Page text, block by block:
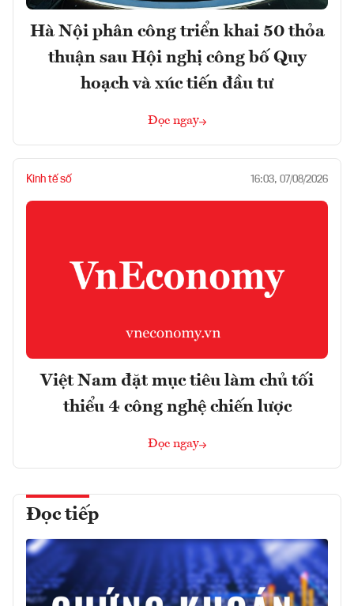
Hà Nội phân công triển khai 50 thỏa
thuận sau Hội nghị công bố Quy
hoạch và xúc tiến đầu tư
Đọc ngay
Kinh tế số 16:03, 07/08/2026
Việt Nam đặt mục tiêu làm chủ tối
thiểu 4 công nghệ chiến lược
Đọc ngay
Đọc tiếp